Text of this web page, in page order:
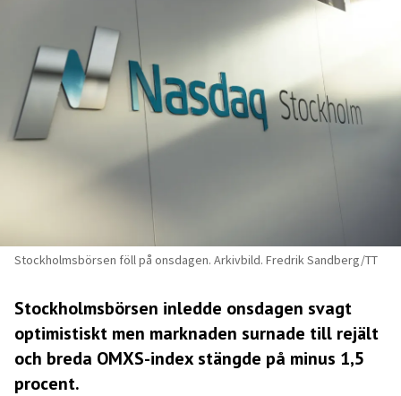
Stockholmsbörsen föll på onsdagen. Arkivbild. Fredrik Sandberg/TT
Stockholmsbörsen inledde onsdagen svagt
optimistiskt men marknaden surnade till rejält
och breda OMXS-index stängde på minus 1,5
procent.